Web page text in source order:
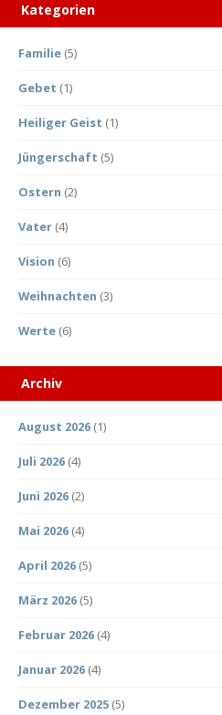
Kategorien
Familie (5)
Gebet (1)
Heiliger Geist (1)
Jüngerschaft (5)
Ostern (2)
Vater (4)
Vision (6)
Weihnachten (3)
Werte (6)
Archiv
August 2026 (1)
Juli 2026 (4)
Juni 2026 (2)
Mai 2026 (4)
April 2026 (5)
März 2026 (5)
Februar 2026 (4)
Januar 2026 (4)
Dezember 2025 (5)